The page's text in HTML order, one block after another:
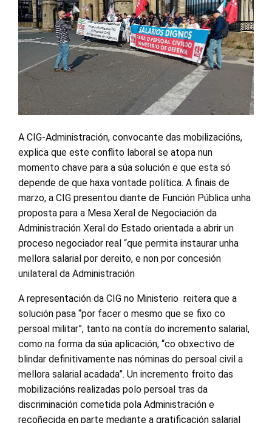
A CIG-Administración, convocante das mobilizacións,
explica que este conflito laboral se atopa nun
momento chave para a súa solución e que esta só
depende de que haxa vontade política. A finais de
marzo, a CIG presentou diante de Función Pública unha
proposta para a Mesa Xeral de Negociación da
Administración Xeral do Estado orientada a abrir un
proceso negociador real “que permita instaurar unha
mellora salarial por dereito, e non por concesión
unilateral da Administración
A representación da CIG no Ministerio reitera que a
solución pasa “por facer o mesmo que se fixo co
persoal militar”, tanto na contía do incremento salarial,
como na forma da súa aplicación, “co obxectivo de
blindar definitivamente nas nóminas do persoal civil a
mellora salarial acadada”. Un incremento froito das
mobilizacións realizadas polo persoal tras da
discriminación cometida pola Administración e
recoñecida en parte mediante a gratificación salarial